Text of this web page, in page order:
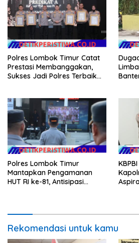
Polres Lombok Timur Catat
Prestasi Membanggakan,
Sukses Jadi Polres Terbaik
Polres Lombok Timur
Mantapkan Pengamanan
HUT RI ke-81, Antisipasi
Rekomendasi untuk kamu